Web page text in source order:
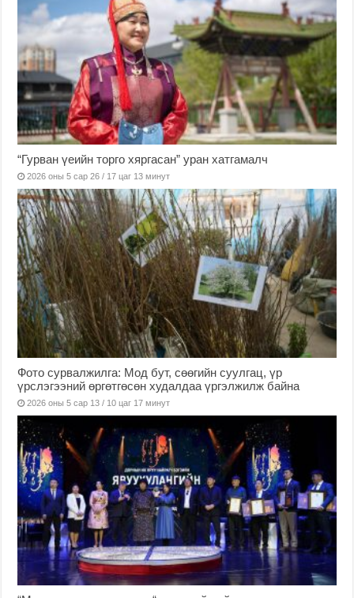
“Гурван үеийн торго хяргасан” уран хатгамалч
2026 оны 5 сар 26 / 17 цаг 13 минут
Фото сурвалжилга: Мод бут, сөөгийн суулгац, үр
үрслэгээний өргөтгөсөн худалдаа үргэлжилж байна
2026 оны 5 сар 13 / 10 цаг 17 минут